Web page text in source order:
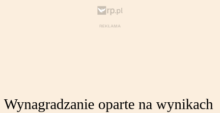
Wynagradzanie oparte na wynikach